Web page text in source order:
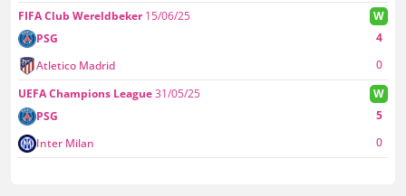
FIFA Club Wereldbeker15/06/25 W
Atletico Madrid 0
PSG 4
UEFA Champions League31/05/25 W
Inter Milan 0
PSG 5